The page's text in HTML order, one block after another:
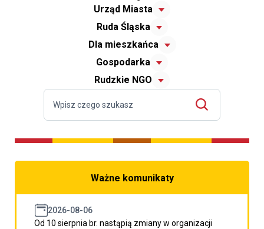
Urząd Miasta
Ruda Śląska
Dla mieszkańca
Gospodarka
Rudzkie NGO
Ważne komunikaty
2026-08-06
Od 10 sierpnia br. nastąpią zmiany w organizacji